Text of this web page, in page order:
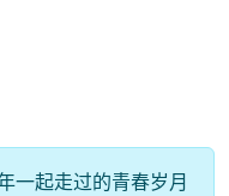
一起走过的青春岁月